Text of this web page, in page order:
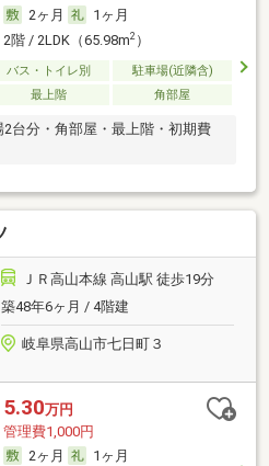
2ヶ月
1ヶ月
2階 / 2LDK（65.98m2）
バス・トイレ別
駐車場(近隣含)
最上階 角部屋
2台分・角部屋・最上階・初期費
ＪＲ高山本線 高山駅 徒歩19分
築48年6ヶ月 / 4階建
岐阜県高山市七日町３
5.30万円
管理費1,000円
2ヶ月
1ヶ月